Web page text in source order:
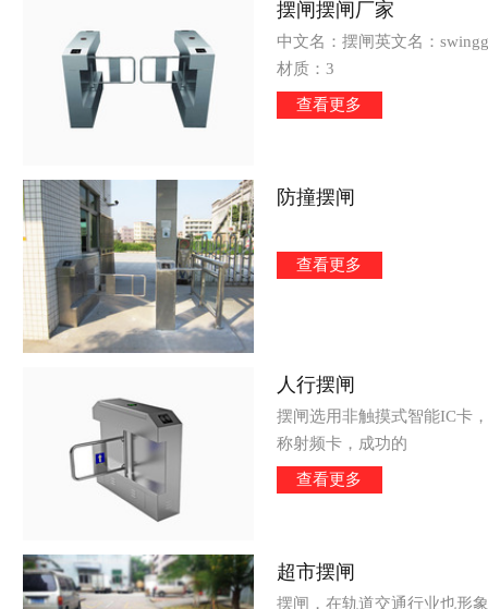
摆闸摆闸厂家
中文名：摆闸英文名：
材质：3
查看更多
防撞摆闸
查看更多
人行摆闸
摆闸选用非触摸式智能IC卡
称射频卡，成功的
查看更多
超市摆闸
摆闸，在轨道交通行业也形